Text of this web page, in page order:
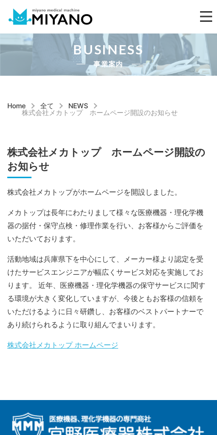
BUSINESS
事業案内
Home 全て
NEWS
株式会社メカトップ ホームページ開設のお知らせ
株式会社メカトップ ホームページ開設の
お知らせ
株式会社メカトップがホームページを開設しました。
メカトップは長年にわたりまして様々な医療機器・理化学機
器の据付・保守点検・修理作業を行い、お客様からご評価を
いただいております。
活動地域は兵庫県下を中心にして、メーカー様より認定を受
けたサービスエンジニアが幅広くサービス対応を実施してお
ります。 近年、医療機器・理化学機器の保守サービスに関す
る環境が大きく変化していますが、今後ともお客様の信頼を
いただけるように日々研鑽し、お客様のベストパートナーで
あり続けられるように取り組んでまいります。
株式会社メカトップ ホームページ